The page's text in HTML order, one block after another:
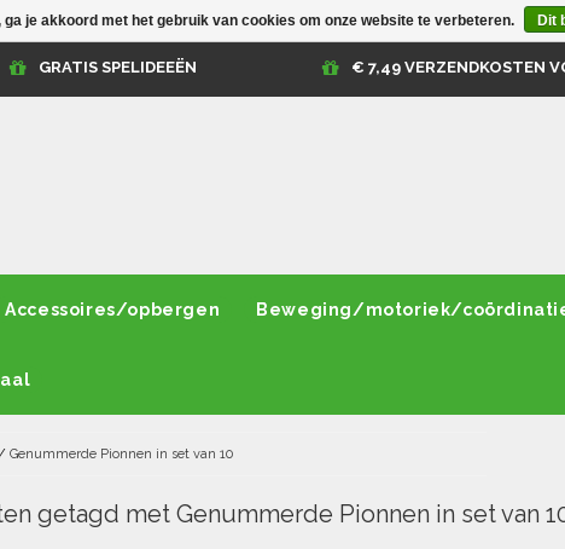
GRATIS SPELIDEEËN € 7,49 VERZENDKOSTEN
Accessoires/opbergen Beweging/motoriek/
Genummerde Pionnen in set van 10
getagd met Genummerde Pionnen in set van
je akkoord met het gebruik van cookies om onze website te verbeteren. Dit